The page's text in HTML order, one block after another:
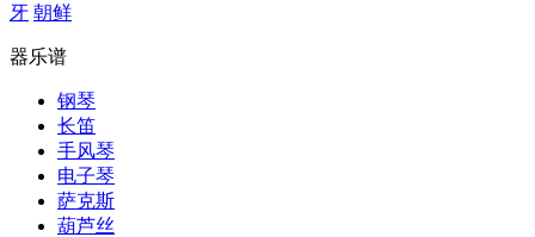
牙 朝鲜
器乐谱
钢琴
长笛
手风琴
电子琴
萨克斯
葫芦丝